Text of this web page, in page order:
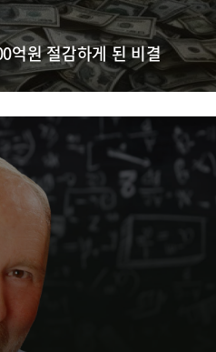
억원 절감하게 된 비결